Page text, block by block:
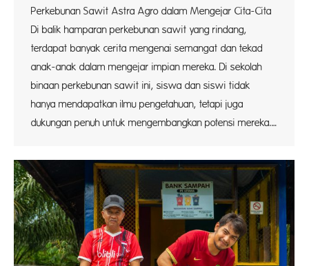
Perkebunan Sawit Astra Agro dalam Mengejar Cita-Cita
Di balik hamparan perkebunan sawit yang rindang,
terdapat banyak cerita mengenai semangat dan tekad
anak-anak dalam mengejar impian mereka. Di sekolah
binaan perkebunan sawit ini, siswa dan siswi tidak
hanya mendapatkan ilmu pengetahuan, tetapi juga
dukungan penuh untuk mengembangkan potensi mereka.…